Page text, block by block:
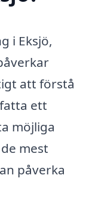
i Eksjö,
att förstå
ett
möjliga
mest
påverka